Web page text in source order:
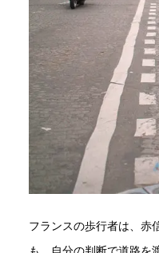
フランスの歩行者は、赤